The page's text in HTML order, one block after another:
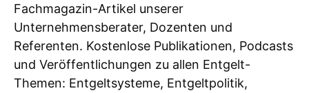
Fachmagazin-Artikel unserer
Unternehmensberater, Dozenten und
Referenten. Kostenlose Publikationen, Podcasts
und Veröffentlichungen zu allen Entgelt-
Themen: Entgeltsysteme, Entgeltpolitik,